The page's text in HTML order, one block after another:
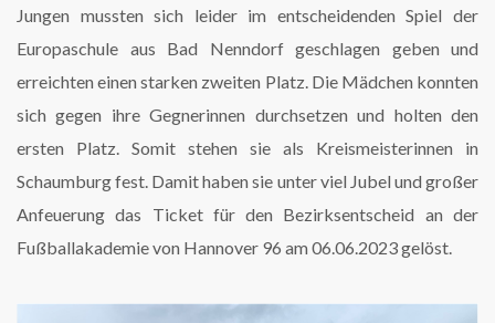
Jungen mussten sich leider im entscheidenden Spiel der
Europaschule aus Bad Nenndorf geschlagen geben und
erreichten einen starken zweiten Platz. Die Mädchen konnten
sich gegen ihre Gegnerinnen durchsetzen und holten den
ersten Platz. Somit stehen sie als Kreismeisterinnen in
Schaumburg fest. Damit haben sie unter viel Jubel und großer
Anfeuerung das Ticket für den Bezirksentscheid an der
Fußballakademie von Hannover 96 am 06.06.2023 gelöst.